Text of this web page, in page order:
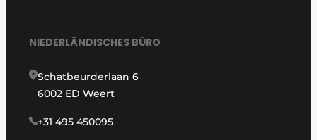
NIEDERLÄNDISCHES BÜRO
Schatbeurderlaan 6
6002 ED Weert
+31 495 450095